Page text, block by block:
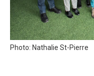
Photo: Nathalie St-Pierre